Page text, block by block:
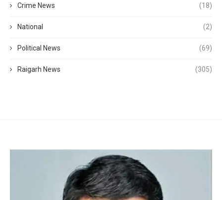
Crime News (18)
National (2)
Political News (69)
Raigarh News (305)